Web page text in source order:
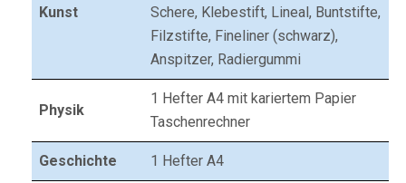
Kunst
Schere, Klebestift, Lineal, Buntstifte,
Filzstifte, Fineliner (schwarz),
Anspitzer, Radiergummi
Physik
1 Hefter A4 mit kariertem Papier
Taschenrechner
Geschichte 1 Hefter A4